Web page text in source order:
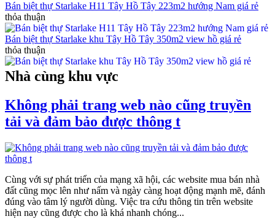
Bán biệt thự Starlake H11 Tây Hồ Tây 223m2 hướng Nam giá rẻ
thỏa thuận
Bán biệt thự Starlake khu Tây Hồ Tây 350m2 view hồ giá rẻ
thỏa thuận
Nhà cùng khu vực
Không phải trang web nào cũng truyền
tải và đảm bảo được thông t
Cùng với sự phát triển của mạng xã hội, các website mua bán nhà
đất cũng mọc lên như nấm và ngày càng hoạt động mạnh mẽ, đánh
đúng vào tâm lý người dùng. Việc tra cứu thông tin trên website
hiện nay cũng được cho là khá nhanh chóng...